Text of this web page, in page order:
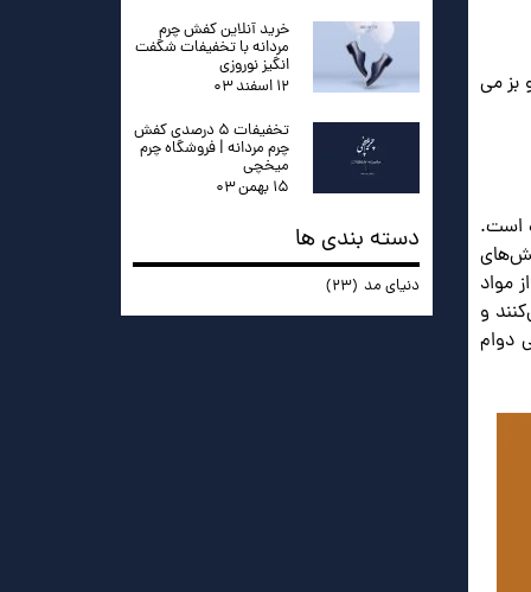
بز می
است.
مواد
و
دوام
خرید آنلاین کفش چرم
مردانه با تخفیفات شگفت
انگیز نوروزی
۱۲ اسفند ۰۳
تخفیفات ۵ درصدی کفش
چرم مردانه | فروشگاه چرم
میخچی
۱۵ بهمن ۰۳
دسته بندی ها
دنیای مد (۲۳)